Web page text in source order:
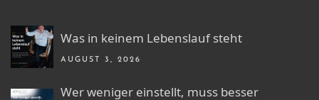
Was in keinem Lebenslauf steht
AUGUST 3, 2026
Wer weniger einstellt, muss besser